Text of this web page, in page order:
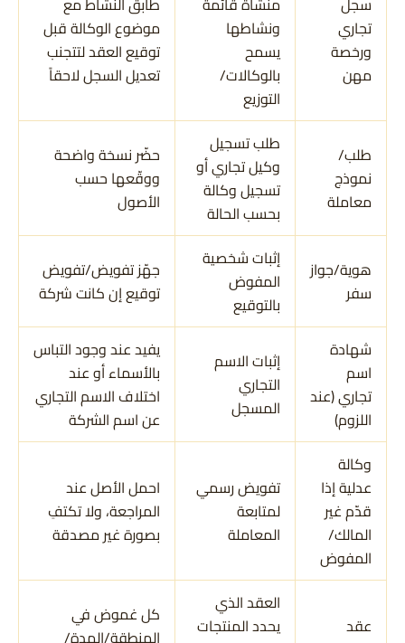
تجاري
ورخصة
مهن
ونشاطها
يسمح
بالوكالات/
التوزيع
موضوع الوكالة قبل
توقيع العقد لتتجنب
تعديل السجل لاحقاً
طلب/
نموذج
معاملة
طلب تسجيل
وكيل تجاري أو
تسجيل وكالة
بحسب الحالة
حضّر نسخة واضحة
ووقّعها حسب
الأصول
هوية/جواز
سفر
إثبات شخصية
المفوض
بالتوقيع
جهّز تفويض/تفويض
توقيع إن كانت شركة
شهادة
اسم
تجاري (عند
اللزوم)
إثبات الاسم
التجاري
المسجل
يفيد عند وجود التباس
بالأسماء أو عند
اختلاف الاسم التجاري
عن اسم الشركة
وكالة
عدلية إذا
قدّم غير
المالك/
المفوض
تفويض رسمي
لمتابعة
المعاملة
احمل الأصل عند
المراجعة، ولا تكتفِ
بصورة غير مصدقة
عقد
العقد الذي
يحدد المنتجات
كل غموض في
المنطقة/المدة/